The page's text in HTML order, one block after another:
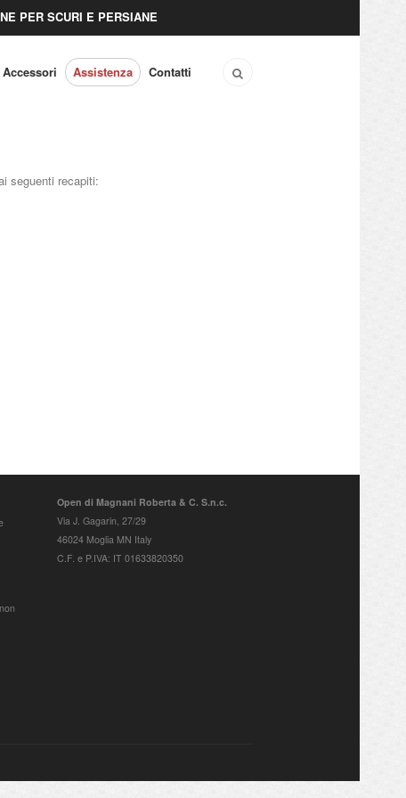
PER SCURI E PERSIANE
Accessori Assistenza Contatti
seguenti recapiti:
Open di Magnani Roberta & C. S.n.c.
Via J. Gagarin, 27/29
46024 Moglia MN Italy
C.F. e P.IVA: IT 01633820350